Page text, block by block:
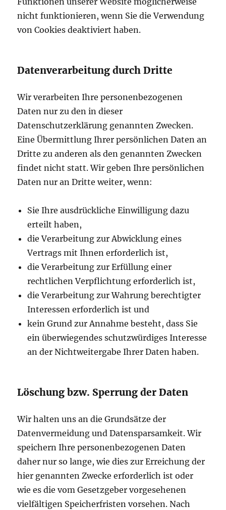
nicht funktionieren, wenn Sie die Verwendung
von Cookies deaktiviert haben.
Datenverarbeitung durch Dritte
Wir verarbeiten Ihre personenbezogenen
Daten nur zu den in dieser
Datenschutzerklärung genannten Zwecken.
Eine Übermittlung Ihrer persönlichen Daten an
Dritte zu anderen als den genannten Zwecken
findet nicht statt. Wir geben Ihre persönlichen
Daten nur an Dritte weiter, wenn:
Sie Ihre ausdrückliche Einwilligung dazu
erteilt haben,
die Verarbeitung zur Abwicklung eines
Vertrags mit Ihnen erforderlich ist,
die Verarbeitung zur Erfüllung einer
rechtlichen Verpflichtung erforderlich ist,
die Verarbeitung zur Wahrung berechtigter
Interessen erforderlich ist und
kein Grund zur Annahme besteht, dass Sie
ein überwiegendes schutzwürdiges Interesse
an der Nichtweitergabe Ihrer Daten haben.
Löschung bzw. Sperrung der Daten
Wir halten uns an die Grundsätze der
Datenvermeidung und Datensparsamkeit. Wir
speichern Ihre personenbezogenen Daten
daher nur so lange, wie dies zur Erreichung der
hier genannten Zwecke erforderlich ist oder
wie es die vom Gesetzgeber vorgesehenen
vielfältigen Speicherfristen vorsehen. Nach